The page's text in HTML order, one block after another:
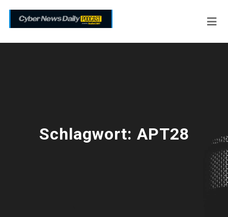
Schlagwort: APT28